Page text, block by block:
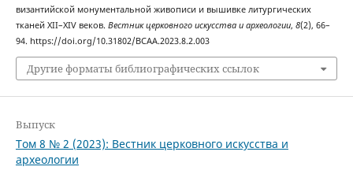
византийской монументальной живописи и вышивке литургических
тканей XII–XIV веков. Вестник церковного искусства и археологии, 8(2), 66–
94. https://doi.org/10.31802/BCAA.2023.8.2.003
Другие форматы библиографических ссылок
Выпуск
Том 8 № 2 (2023): Вестник церковного искусства и
археологии